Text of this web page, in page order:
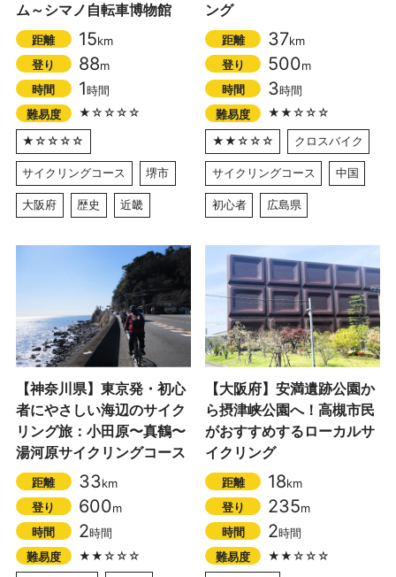
ム～シマノ自転車博物館
距離 15km
登り
88m
時間
1時間
難易度
★☆☆☆☆
★☆☆☆☆
サイクリングコース 堺市
大阪府 歴史 近畿
ング
距離 37km
登り
500m
時間
3時間
難易度
★★☆☆☆
★★☆☆☆
クロスバイク
サイクリングコース 中国
初心者 広島県
【神奈川県】東京発・初心
者にやさしい海辺のサイク
リング旅：小田原〜真鶴〜
湯河原サイクリングコース
距離 33km
登り
600m
時間
2時間
難易度
★★☆☆☆
【大阪府】安満遺跡公園か
ら摂津峡公園へ！高槻市民
がおすすめするローカルサ
イクリング
距離 18km
登り
235m
時間
2時間
難易度
★★☆☆☆